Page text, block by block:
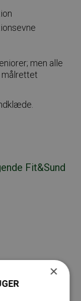
men alle
målrettet
Fit&Sund
×